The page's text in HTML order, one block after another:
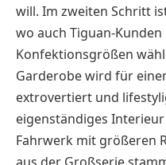
will. Im zweiten Schritt
wo auch Tiguan-
Konfektionsgrößen
Garderobe wird für
extrovertiert und
eigenständiges
Fahrwerk mit größeren